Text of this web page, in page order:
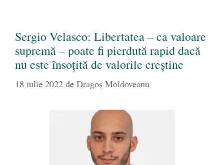
Sergio Velasco: Libertatea – ca valoare
supremă – poate fi pierdută rapid dacă
nu este însoțită de valorile creștine
18 iulie 2022 de Dragoş Moldoveanu